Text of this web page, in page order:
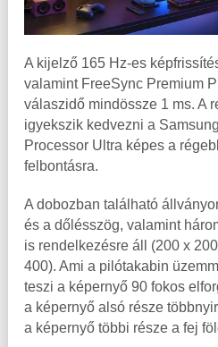
A kijelző 165 Hz-es
valamint FreeSync Premium
válaszidő mindössze 1 ms. A
igyekszik kedvezni a
Processor Ultra képes a
felbontásra.
A dobozban található
és a dőlésszög, valamint
is rendelkezésre áll (200 x
400). Ami a pilótakabin
teszi a képernyő 90 fokos
a képernyő alsó része
a képernyő többi része a fej